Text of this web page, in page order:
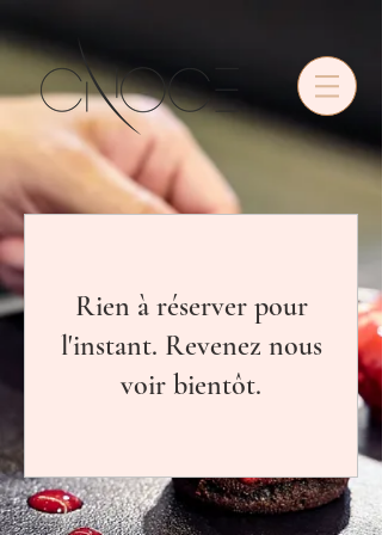
Rien à réserver pour
l'instant. Revenez nous
voir bientôt.